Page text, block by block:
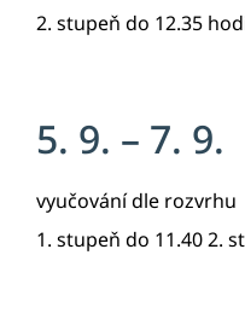
2. stupeň do 12.35
5. 9. – 7. 9.
vyučování dle rozvrhu
1. stupeň do 11.40 2.